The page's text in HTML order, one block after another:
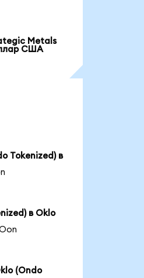
Metals
США
Tokenized) в
в Oklo
(Ondo